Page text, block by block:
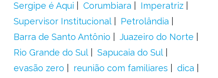
Sergipe é Aqui
Corumbiara
Imperatriz
Supervisor Institucional
Petrolândia
Barra de Santo Antônio
Juazeiro do Norte
Rio Grande do Sul
Sapucaia do Sul
evasão zero
reunião com familiares
dica